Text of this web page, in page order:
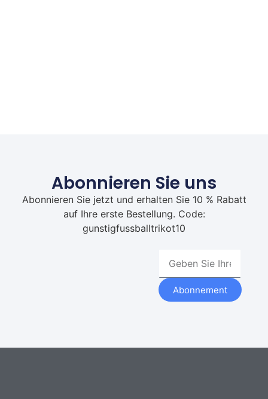
Abonnieren Sie uns
Abonnieren Sie jetzt und erhalten Sie 10 % Rabatt
auf Ihre erste Bestellung. Code:
gunstigfussballtrikot10
Abonnement